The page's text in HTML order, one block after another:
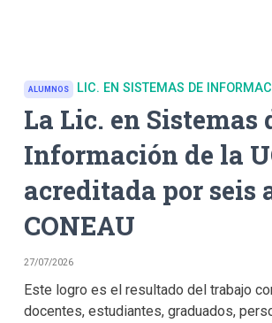
ALUMNOS LIC. EN SISTEMAS DE
La Lic. en Sistemas
Información de la
acreditada por seis
CONEAU
27/07/2026
Este logro es el resultado del trabajo
docentes, estudiantes, graduados,